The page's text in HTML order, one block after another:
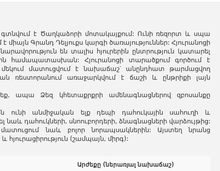
գտնվում է Ծաղկաձորի մոտակայքում: Ունի ռեզորտ և սպա
միայն Գրանդ Դելյուքս կարգի ծառայություններ: Հյուրանոցի
են տալիս հյուրերին ընտրություն կատարել
համապատասխան: Հյուրանոցի տարածքում գործում է
մեկում մատուցվում է նախաճաշ՝ անընդհատ թարմացվող
ռեստորանում առաջարկվում է ճաշի և ընթրիքի լայն
ապա Ձեզ կհետաքրքրի ամենագնացներով զբոսանքը
ունի անմիջական ելք դեպի դահուկային սահուղի և
նաև դահուկների, սնոուբորդերի, ձնագնացների վարձույթից:
նաև բոլոր նորապսակներին: Այստեղ նրանց
հյուրացիրություն (շամպայն, միրգ):
Արժեքը (ներառյալ նախաճաշ)